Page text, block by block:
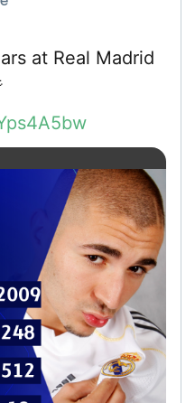
at Real Madrid